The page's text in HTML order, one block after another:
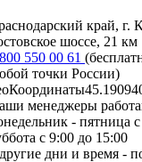
край, г.
шоссе, 21 км
550 00 61
точки России)
менеджеры
- пятница
с 9:00 до 15:00
дни и время -